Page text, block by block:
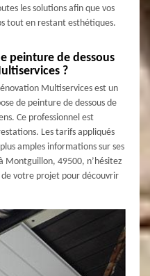
les solutions afin que vos
tout en restant esthétiques.
peinture de dessous
?
Multiservices est un
de peinture de dessous de
Ce professionnel est
Les tarifs appliqués
amples informations sur ses
Montguillon, 49500, n’hésitez
de votre projet pour découvrir